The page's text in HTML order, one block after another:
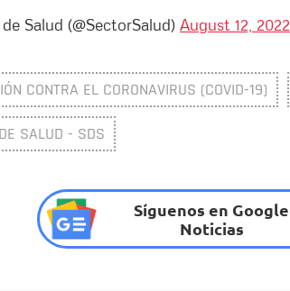
Salud (@SectorSalud) August 12, 2022
CONTRA EL CORONAVIRUS (COVID-19)
SALUD - SDS
Síguenos en Google
Noticias